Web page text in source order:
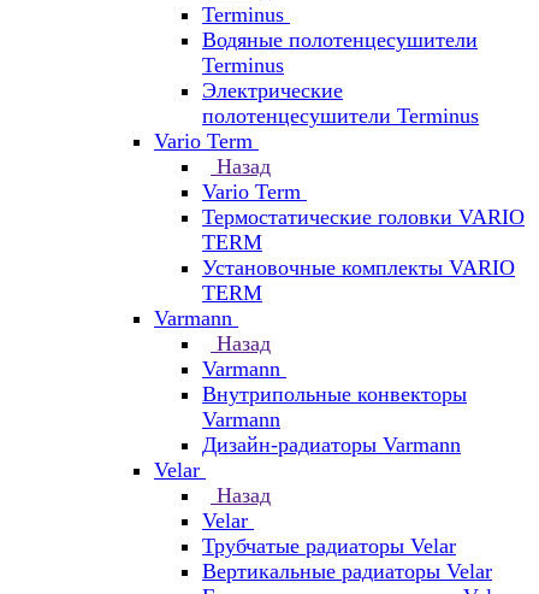
Terminus
Водяные полотенцесушители
Terminus
Электрические
полотенцесушители Terminus
Vario Term
Назад
Vario Term
Термостатические головки VARIO
TERM
Установочные комплекты VARIO
TERM
Varmann
Назад
Varmann
Внутрипольные конвекторы
Varmann
Дизайн-радиаторы Varmann
Velar
Назад
Velar
Трубчатые радиаторы Velar
Вертикальные радиаторы Velar